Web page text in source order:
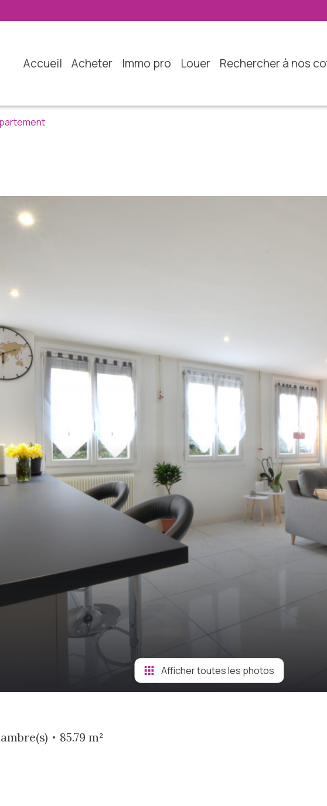
accueil acheter immo pro louer rechercher à nos
Afficher toutes les photos
85.79 m²